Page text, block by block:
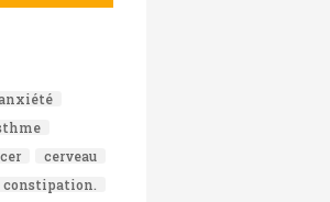
cerveau
constipation.